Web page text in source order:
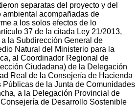
separatas del proyecto y del
ambiental acompañadas de
a los solos efectos de lo
37 de la citada Ley 21/2013,
la Subdirección General de
Natural del Ministerio para la
al Coordinador Regional de
Ciudadana) de la Delegación
Real de la Consejería de Hacienda
Públicas de la Junta de Comunidades
a la Delegación Provincial de
de Desarrollo Sostenible